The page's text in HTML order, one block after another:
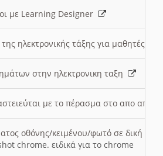
με Learning Designer
ηλεκτρονικής τάξης για μαθητές
στην ηλεκτρονικη ταξη
με το πέρασμα στο απο
οθόνης/κειμένου/φωτό σε δική
chrome. ειδικά για το chrome